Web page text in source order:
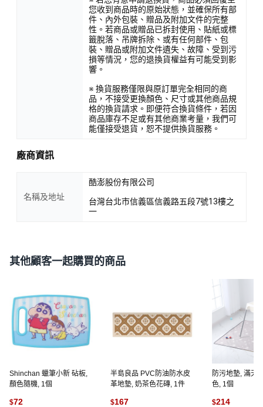
您收到商品時的原始狀態，並確保所有部
件、內外包裝、贈品及附加文件的完整
性。若商品或贈品已拆封使用、貼紙或標
籤脫落、吊牌拆除、或有任何部件、包
裝、贈品或附加文件遺失、故障、受到污
損等情況，您的退換貨權益有可能受到影
響。
※ 換貨服務僅限與原訂單完全相同的商
品，不接受更換顏色、尺寸或其他商品規
格的換貨請求。即便符合換貨條件，若因
商品庫存不足或有其他商業考量，我們可
能僅接受退貨，恕不提供換貨服務。
廠商資訊
名稱及地址
酷澎股份有限公司
台灣台北市信義區信義路五段7號13樓之
一
其他顧客一起購買的商品
Shinchan 蠟筆小新 砧板,
顏色隨機, 1個
$72
半島良品 PVC防油防水皮
革地墊, 奶茶色花磚, 1件
$167
防污地墊, 滿天
色, 1個
$214